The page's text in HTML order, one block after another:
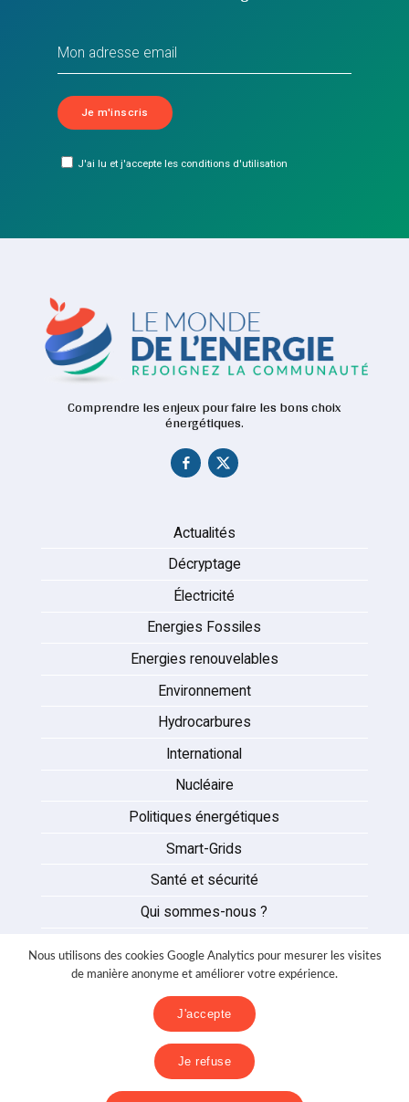
J'ai lu et j'accepte les conditions d'utilisation
Comprendre les enjeux pour faire les bons choix
énergétiques.
Actualités
Décryptage
Électricité
Energies Fossiles
Energies renouvelables
Environnement
Hydrocarbures
International
Nucléaire
Politiques énergétiques
Smart-Grids
Santé et sécurité
Qui sommes-nous ?
Partenaires
Nous contacter
Politique de confidentialité
Nous utilisons des cookies Google Analytics pour mesurer les visites
de manière anonyme et améliorer votre expérience.
J'accepte
Je refuse